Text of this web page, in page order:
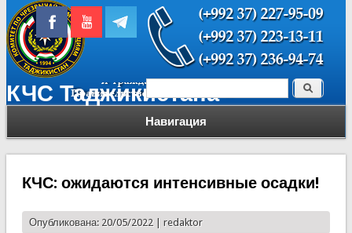
КЧС Таджикистана
Навигация
Форма поиска Поиск
КЧС: ожидаются интенсивные осадки!
Опубликована: 20/05/2022 | redaktor